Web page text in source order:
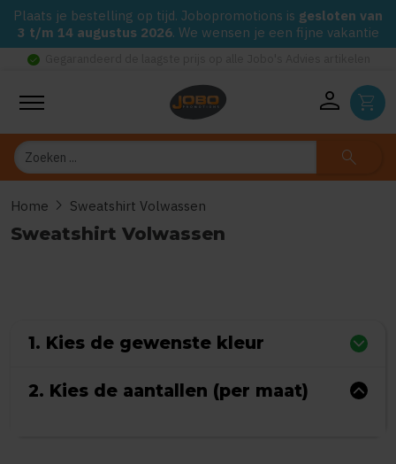
Plaats je bestelling op tijd. Jobopromotions is gesloten van
3 t/m 14 augustus 2026. We wensen je een fijne vakantie
check_circle
person shopping_cart
Zoeken search
Home chevron_right Sweatshirt Volwassen
Sweatshirt Volwassen
1. Kies de gewenste kleur
2. Kies de aantallen (per maat)